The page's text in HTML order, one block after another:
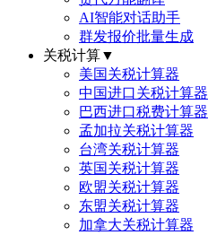
AI智能对话助手
群发报价批量生成
关税计算▼
美国关税计算器
中国进口关税计算器
巴西进口税费计算器
孟加拉关税计算器
台湾关税计算器
英国关税计算器
欧盟关税计算器
东盟关税计算器
加拿大关税计算器